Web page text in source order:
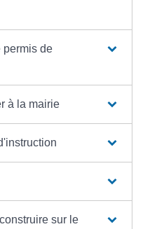
permis de
à la mairie
sur le